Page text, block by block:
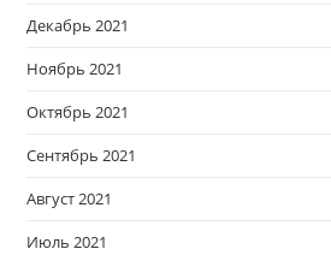
Декабрь 2021
Ноябрь 2021
Октябрь 2021
Сентябрь 2021
Август 2021
Июль 2021